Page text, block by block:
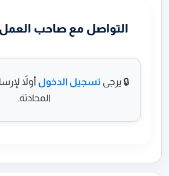
التواصل مع صاحب العمل
🔒 يرجى تسجيل الدخول أولاً
المحادثة.